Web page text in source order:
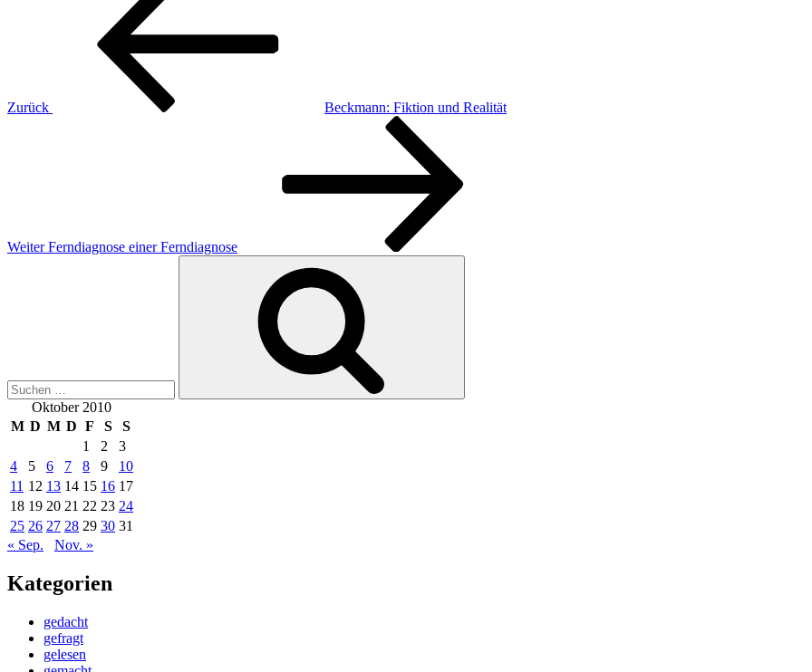
Zurück
Beckmann: Fiktion und Realität
Weiter Ferndiagnose einer Ferndiagnose
Oktober 2010
M D M D F S
S
1
2
3
4
5 6 7 8 9
10
11 12 13 14 15 16 17
18 19 20 21 22 23 24
25 26 27 28 29 30 31
« Sep.
Nov. »
Kategorien
gedacht
gefragt
gelesen